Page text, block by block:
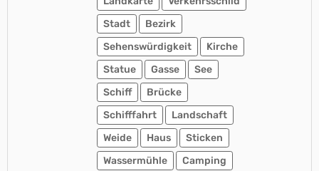
Stadt
Bezirk
Sehenswürdigkeit
Kirche
Statue
Gasse
See
Schiff
Brücke
Schifffahrt
Landschaft
Weide
Haus
Sticken
Wassermühle
Camping